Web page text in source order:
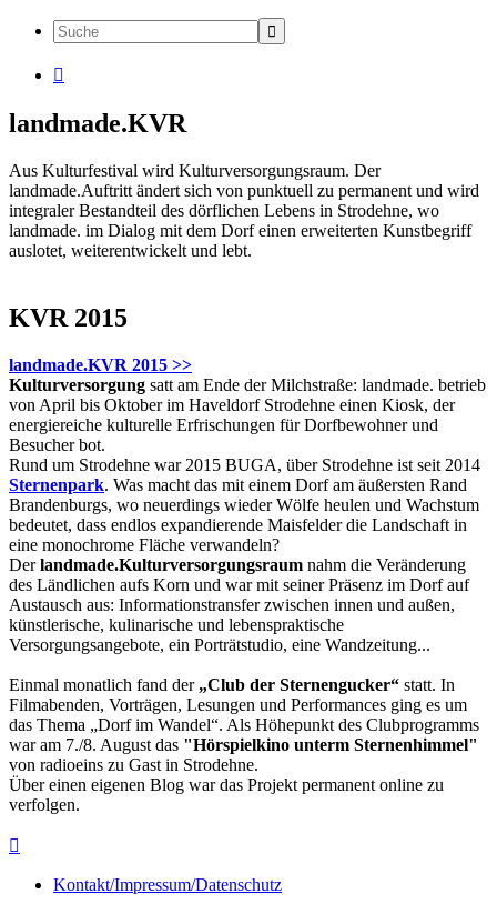

landmade.KVR
Aus Kulturfestival wird Kulturversorgungsraum. Der
landmade.Auftritt ändert sich von punktuell zu permanent und wird
integraler Bestandteil des dörflichen Lebens in Strodehne, wo
landmade. im Dialog mit dem Dorf einen erweiterten Kunstbegriff
auslotet, weiterentwickelt und lebt.
KVR 2015
landmade.KVR 2015 >>
Kulturversorgung satt am Ende der Milchstraße: landmade. betrieb
von April bis Oktober im Haveldorf Strodehne einen Kiosk, der
energiereiche kulturelle Erfrischungen für Dorfbewohner und
Besucher bot.
Rund um Strodehne war 2015 BUGA, über Strodehne ist seit 2014
Sternenpark. Was macht das mit einem Dorf am äußersten Rand
Brandenburgs, wo neuerdings wieder Wölfe heulen und Wachstum
bedeutet, dass endlos expandierende Maisfelder die Landschaft in
eine monochrome Fläche verwandeln?
Derlandmade.Kulturversorgungsraum nahm die Veränderung
des Ländlichen aufs Korn und war mit seiner Präsenz im Dorf auf
Austausch aus: Informationstransfer zwischen innen und außen,
künstlerische, kulinarische und lebenspraktische
Versorgungsangebote, ein Porträtstudio, eine Wandzeitung...
Einmal monatlich fand der „Club der Sternengucker“ statt. In
Filmabenden, Vorträgen, Lesungen und Performances ging es um
das Thema „Dorf im Wandel“. Als Höhepunkt des Clubprogramms
war am 7./8. August das "Hörspielkino unterm Sternenhimmel"
von radioeins zu Gast in Strodehne.
Über einen eigenen Blog war das Projekt permanent online zu
verfolgen.

Kontakt/Impressum/Datenschutz